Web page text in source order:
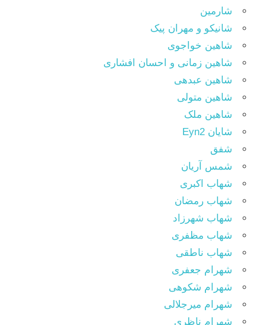
شارمین
شانیکو و مهران پیک
شاهین خواجوی
شاهین زمانی و احسان افشاری
شاهین عبدهی
شاهین متولی
شاهین ملک
شایان Eyn2
شفق
شمس آریان
شهاب اکبری
شهاب رمضان
شهاب شهرزاد
شهاب مظفری
شهاب ناطقی
شهرام جعفری
شهرام شکوهی
شهرام میرجلالی
شهرام ناظری